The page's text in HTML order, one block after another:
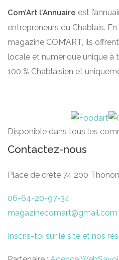
Com’Art l’Annuaire est
entrepreneurs du Chablais.
magazine COM’ART, ils
locale et numérique unique à
100 % Chablaisien et
Disponible dans tous les
Contactez-nous
Place de crête 74 200
06-64-20-97-34
magazinecomart@gmail.com
Inscris-toi sur le site et nos